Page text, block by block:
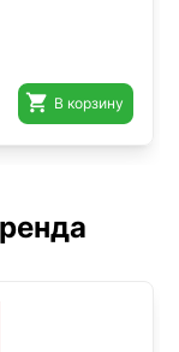
 В корзину